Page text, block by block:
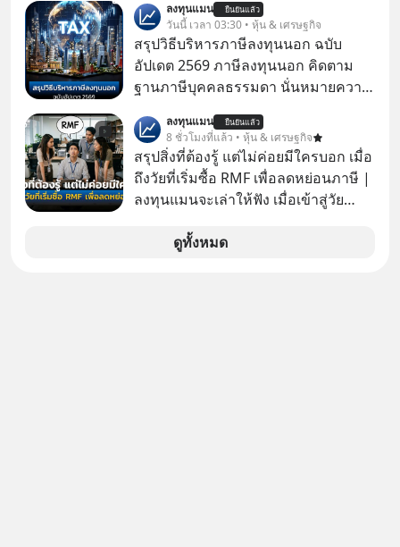
Fastwork, MizuMi, KARMART, อิชิตัน
มาแชร์ความรู้การสร้างธุรกิจ
ลงทุนแมน ยืนยันแล้ว
วันนี้ เวลา 03:30 • หุ้น & เศรษฐกิจ
สรุปวิธีบริหารภาษีลงทุนนอก ฉบับ
อัปเดต 2569 ภาษีลงทุนนอก คิดตาม
ฐานภาษีบุคคลธรรมดา นั่นหมายความ
ลงทุนแมน ยืนยันแล้ว
8 ชั่วโมงที่แล้ว • หุ้น & เศรษฐกิจ
สรุปสิ่งที่ต้องรู้ แต่ไม่ค่อยมีใครบอก เมื่อ
ถึงวัยที่เริ่มซื้อ RMF เพื่อลดหย่อนภาษี |
ลงทุนแมนจะเล่าให้ฟัง เมื่อเข้าสู่วัย
ดูทั้งหมด